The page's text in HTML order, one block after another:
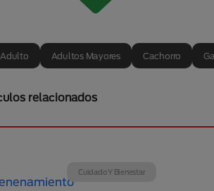
Adulto Adultos Mayores Cachorro
relacionados
Cuidado Y Bienestar